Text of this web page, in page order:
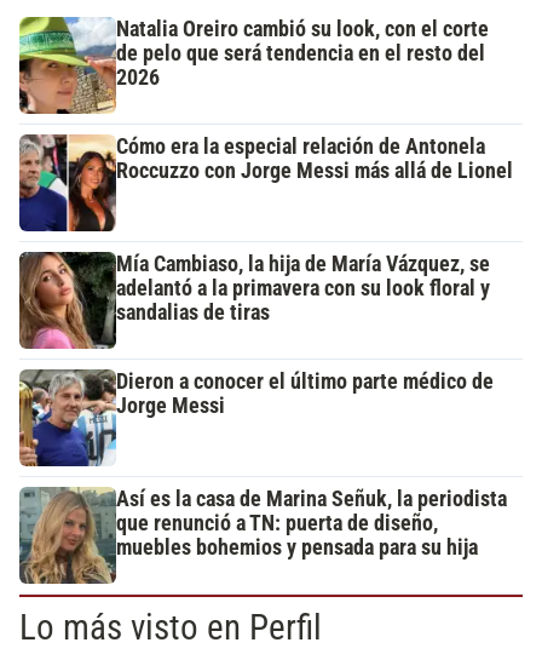
Natalia Oreiro cambió su look, con el corte
de pelo que será tendencia en el resto del
2026
Cómo era la especial relación de Antonela
Roccuzzo con Jorge Messi más allá de Lionel
Mía Cambiaso, la hija de María Vázquez, se
adelantó a la primavera con su look floral y
sandalias de tiras
Dieron a conocer el último parte médico de
Jorge Messi
Así es la casa de Marina Señuk, la periodista
que renunció a TN: puerta de diseño,
muebles bohemios y pensada para su hija
Lo más visto en Perfil